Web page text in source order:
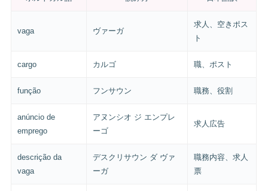
vaga ヴァーガ
求人、空きポス
ト
cargo カルゴ 職、ポスト
função フンサウン 職務、役割
anúncio de
emprego
アヌンシオ ジ エンプレ
ーゴ
求人広告
descrição da
vaga
デスクリサウン ダ ヴァ
ーガ
職務内容、求人
票